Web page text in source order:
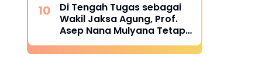
untuk Cegah Sengketa
Di Tengah Tugas sebagai
Wakil Jaksa Agung, Prof.
Asep Nana Mulyana Tetap
Mengabdi di Dunia
Akademik sebagai Penguji